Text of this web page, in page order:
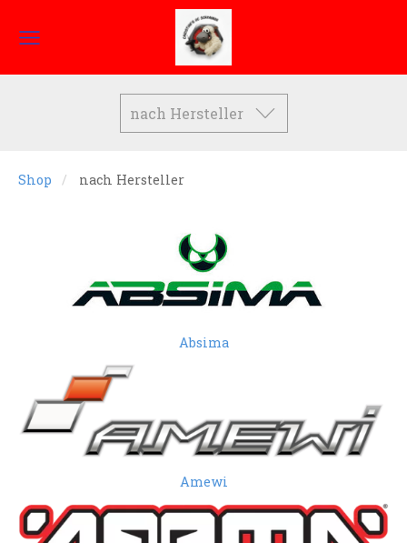
nach Hersteller
Shop nach Hersteller
Absima
Amewi